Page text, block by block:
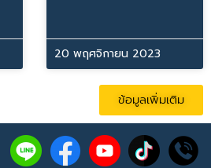
20 พฤศจิกายน 2023
ข้อมูลเพิ่มเติม